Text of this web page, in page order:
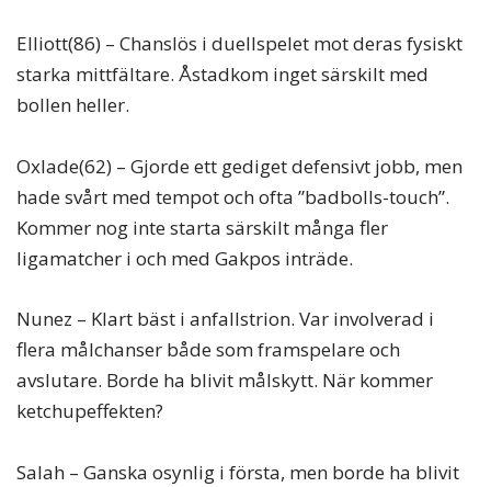
Elliott(86) – Chanslös i duellspelet mot deras fysiskt
starka mittfältare. Åstadkom inget särskilt med
bollen heller.
Oxlade(62) – Gjorde ett gediget defensivt jobb, men
hade svårt med tempot och ofta ”badbolls-touch”.
Kommer nog inte starta särskilt många fler
ligamatcher i och med Gakpos inträde.
Nunez – Klart bäst i anfallstrion. Var involverad i
flera målchanser både som framspelare och
avslutare. Borde ha blivit målskytt. När kommer
ketchupeffekten?
Salah – Ganska osynlig i första, men borde ha blivit